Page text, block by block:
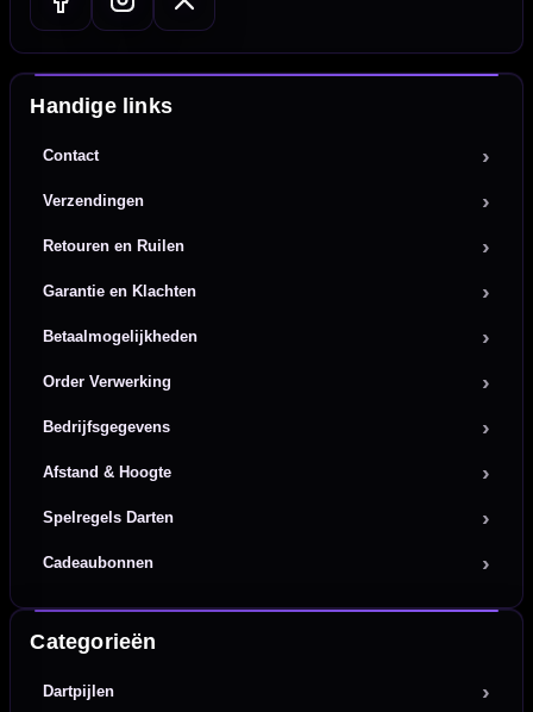
Handige links
Contact
Verzendingen
Retouren en Ruilen
Garantie en Klachten
Betaalmogelijkheden
Order Verwerking
Bedrijfsgegevens
Afstand & Hoogte
Spelregels Darten
Cadeaubonnen
Categorieën
Dartpijlen